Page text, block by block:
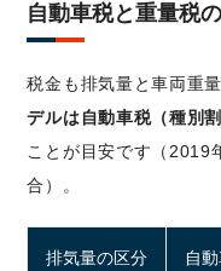
自動車税と重量税
税金も排気量と車両重
デルは自動車税（種別
ことが目安です（2019
合）。
排気量の区分 自